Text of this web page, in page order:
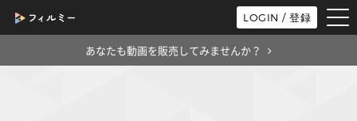
LOGIN / 登録
あなたも動画を販売してみませんか？